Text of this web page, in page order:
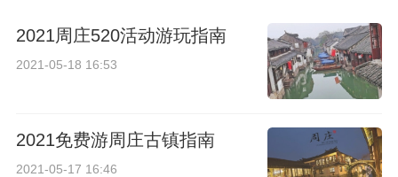
2021周庄520活动游玩指南
2021-05-18 16:53
2021免费游周庄古镇指南
2021-05-17 16:46